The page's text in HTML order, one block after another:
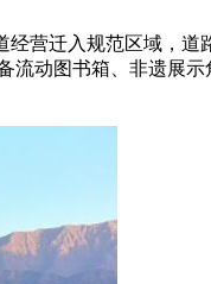
营迁入规范区域，道
流动图书箱、非遗展